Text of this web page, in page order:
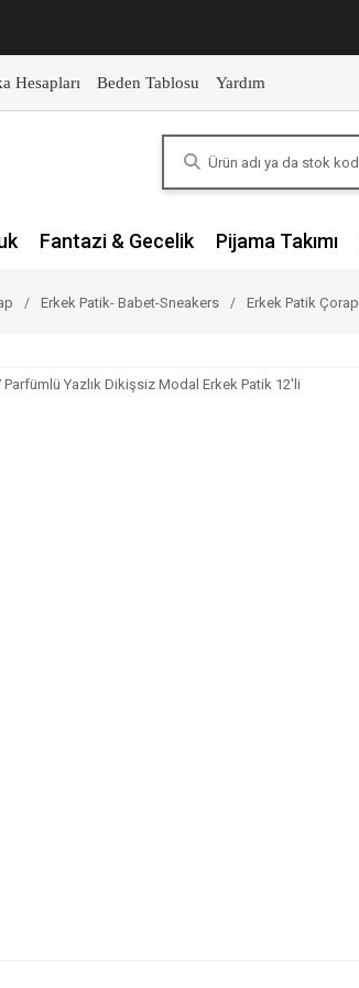
Hesapları Beden Tablosu Yardım
Fantazi & Gecelik Pijama Takımı
Erkek Patik- Babet-Sneakers Erkek Patik Çorap